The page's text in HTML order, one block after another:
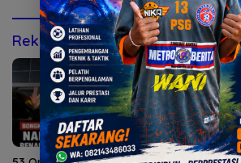
Rekomendasi untuk kamu